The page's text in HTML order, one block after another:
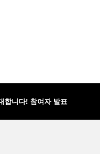
합니다! 참여자 발표